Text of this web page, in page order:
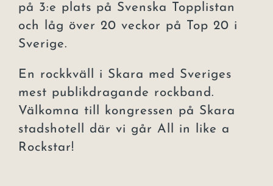
på 3:e plats på Svenska Topplistan
och låg över 20 veckor på Top 20 i
Sverige.
En rockkväll i Skara med Sveriges
mest publikdragande rockband.
Välkomna till kongressen på Skara
stadshotell där vi går All in like a
Rockstar!